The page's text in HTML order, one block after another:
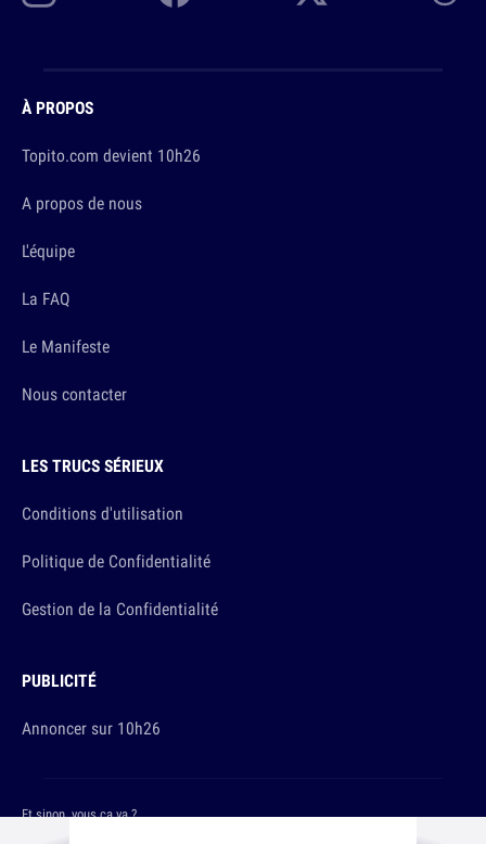
À PROPOS
Topito.com devient 10h26
A propos de nous
L'équipe
La FAQ
Le Manifeste
Nous contacter
LES TRUCS SÉRIEUX
Conditions d'utilisation
Politique de Confidentialité
Gestion de la Confidentialité
PUBLICITÉ
Annoncer sur 10h26
Et sinon, vous ça va ?